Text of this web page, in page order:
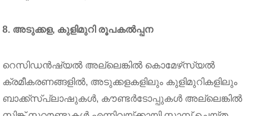
8. അടുക്കള, കുളിമുറി രൂപകൽപ്പന
റെസിഡൻഷ്യൽ അല്ലെങ്കിൽ കൊമേഴ്‌സ്യൽ
ക്രമീകരണങ്ങളിൽ, അടുക്കളകളിലും കുളിമുറികളിലും
ബാക്ക്‌സ്‌പ്ലാഷുകൾ, കൗണ്ടർടോപ്പുകൾ അല്ലെങ്കിൽ